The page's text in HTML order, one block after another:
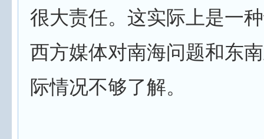
很大责任。这实际上是一
西方媒体对南海问题和东
际情况不够了解。